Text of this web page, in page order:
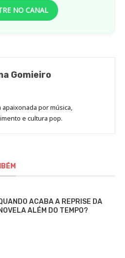
NO CANAL
Gomieiro
apaixonada por música,
e cultura pop.
ACABA A REPRISE DA
ALÉM DO TEMPO?